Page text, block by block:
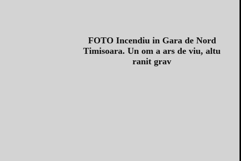
FOTO Incendiu in Gara de Nord
Timisoara. Un om a ars de viu, altu
ranit grav